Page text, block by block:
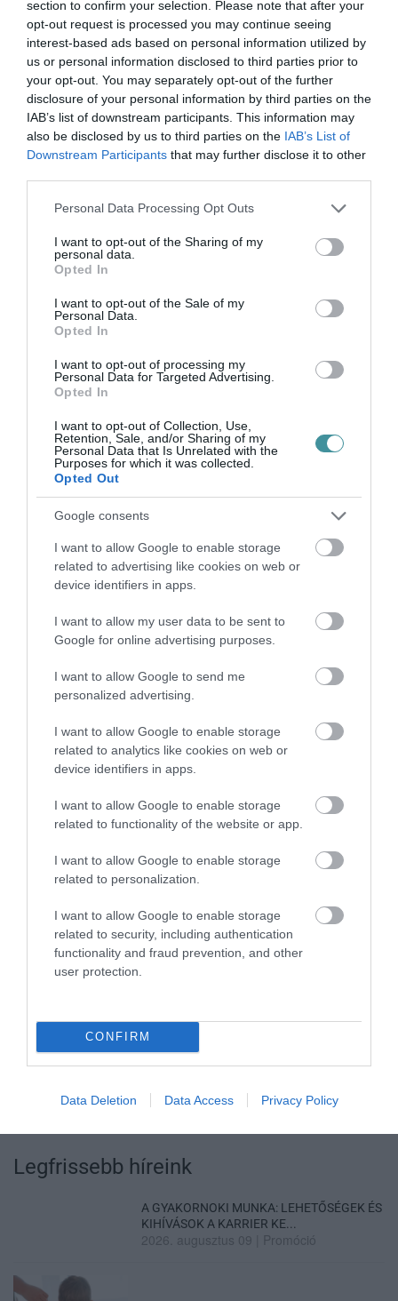
section to confirm your selection. Please note that after your
opt-out request is processed you may continue seeing
interest-based ads based on personal information utilized by
us or personal information disclosed to third parties prior to
your opt-out. You may separately opt-out of the further
disclosure of your personal information by third parties on the
IAB’s list of downstream participants. This information may
also be disclosed by us to third parties on the IAB’s List of
Downstream Participants that may further disclose it to other
Please note that this website/app uses one or more Google
not limited to your visit or usage behaviour. You may click to
grant or deny consent to Google and its third-party tags to
use your data for below specified purposes in below Google
consent section.
Personal Data Processing Opt Outs
I want to opt-out of the Sharing of my
personal data.
Opted In
I want to opt-out of the Sale of my
Personal Data.
Opted In
I want to opt-out of processing my
Personal Data for Targeted Advertising.
Opted In
I want to opt-out of Collection, Use,
Retention, Sale, and/or Sharing of my
Personal Data that Is Unrelated with the
Purposes for which it was collected.
Opted Out
Google consents
I want to allow Google to enable storage
related to advertising like cookies on web or
device identifiers in apps.
I want to allow my user data to be sent to
Google for online advertising purposes.
I want to allow Google to send me
personalized advertising.
I want to allow Google to enable storage
related to analytics like cookies on web or
device identifiers in apps.
I want to allow Google to enable storage
related to functionality of the website or app.
I want to allow Google to enable storage
related to personalization.
I want to allow Google to enable storage
related to security, including authentication
functionality and fraud prevention, and other
user protection.
CONFIRM
Data Deletion Data Access Privacy Policy
növekedés kényszere drámaian megnöveli az esélyét
annak, hogy elveszítjük az európai
természetvédelem alapjait, eddigi eredményeit -
figyelmeztetnek a szervezetek.
A közlemény szerint az EB online társadalmi
konzultációt indított az állampolgári vélemények
összegyűjtésére, amire alapozva újragondolják a
madárvédelmi és élőhelyvédelmi irányelveket. A
www.magyartermeszet.hu oldalon egy kattintással
európai vezetőket, hogy ne gyengítsék a természeti
örökség megőrzését garantáló jogszabályokat -
Az irányelvek eredeti formájukban az eddigi
legátfogóbb és legnagyobb méretű természetvédelmi
hálózat, a Natura 2000 alapját szolgáltatták. Ezek
alappillérei, de egyben Magyarország természeti
értékeinek megőrzését is szolgálják - írják. Úgy
vélik, az egy évtizede még példaértékű
tapasztalt lejtmenetét éppen az uniós
természetvédelmi szabályozás képes fékezni, aminek
így hazánkban a negatív hatás többszörösen
érzékelhető lenne.
A közlemény idézi Halmos Gergőt, a MME
vezetőjét, aki kiemelte: számos adat igazolja,
hogy a természetvédelmi irányelvek jól működnek,
bizonyított tény az is, hogy ezek a jogszabályok
Megélhetésünk a természeti javakon alapszik,
ha ezek megfelelő védelmét nem biztosítjuk, akkor
saját jövőnket herdáljuk el - tette hozzá Sipos
közleményben.
Farkas István, a MTVSZ ügyvezető elnöke
véleményt az Európai Bizottság felé.
gde \ gtr
MTI 2015. május 12., kedd 0:01
Ne maradjon le a legfrissebb hírekről, kövessen
bennünket az EGRI ÜGYEK Google Hírek oldalán!
Legfrissebb híreink
A GYAKORNOKI MUNKA: LEHETŐSÉGEK ÉS
KIHÍVÁSOK A KARRIER KE...
2026. augusztus 09 Promóció